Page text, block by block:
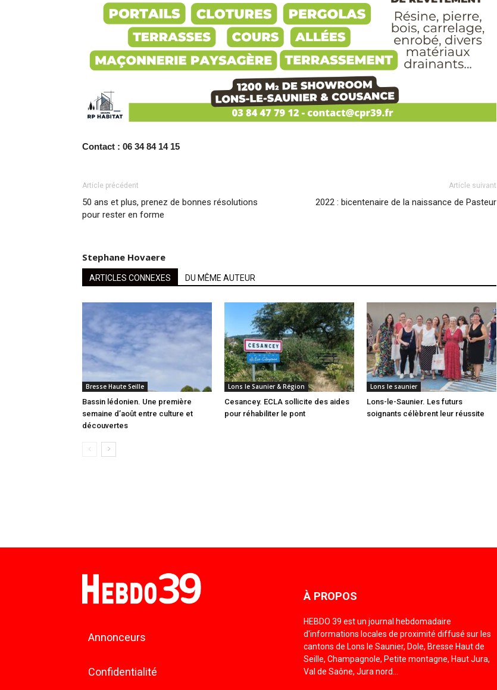
Contact : 06 34 84 14 15
Article précédent
50 ans et plus, prenez de bonnes résolutions
pour rester en forme
Article suivant
2022 : bicentenaire de la naissance de Pasteur
Stephane Hovaere
ARTICLES CONNEXES DU MÊME AUTEUR
Bresse Haute Seille
Bassin lédonien. Une première
semaine d’août entre culture et
découvertes
Lons le Saunier & Région
Cesancey. ECLA sollicite des aides
pour réhabiliter le pont
Lons le saunier
Lons-le-Saunier. Les futurs
soignants célèbrent leur réussite